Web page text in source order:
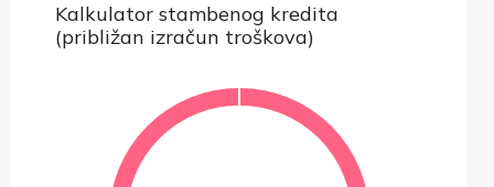
Kalkulator stambenog kredita
(približan izračun troškova)